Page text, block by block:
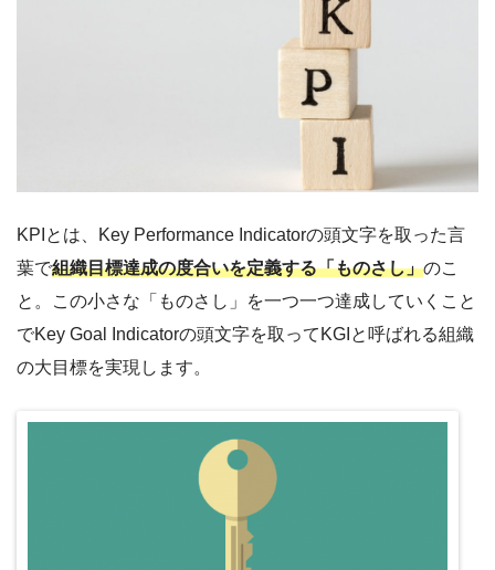
KPIとは、Key Performance Indicatorの頭文字を取った言
葉で組織目標達成の度合いを定義する「ものさし」のこ
と。この小さな「ものさし」を一つ一つ達成していくこと
でKey Goal Indicatorの頭文字を取ってKGIと呼ばれる組織
の大目標を実現します。